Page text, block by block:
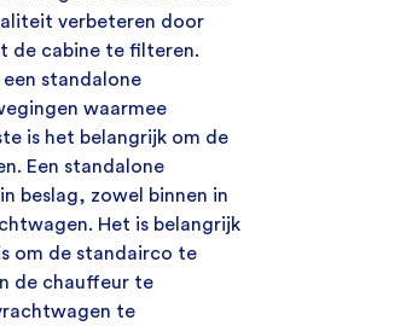
verbeteren door
de cabine te filteren.
standalone
waarmee
is het belangrijk om de
Een standalone
beslag, zowel binnen in
Het is belangrijk
om de standairco te
de chauffeur te
te